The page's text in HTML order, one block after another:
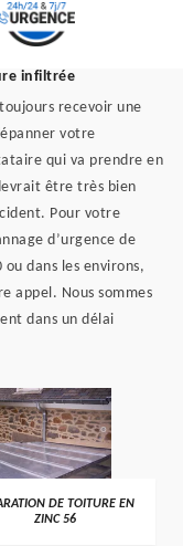
infiltrée
recevoir une
votre
qui va prendre en
être très bien
Pour votre
d’urgence de
dans les environs,
appel. Nous sommes
dans un délai
>
DE TOITURE EN
ZINC 56